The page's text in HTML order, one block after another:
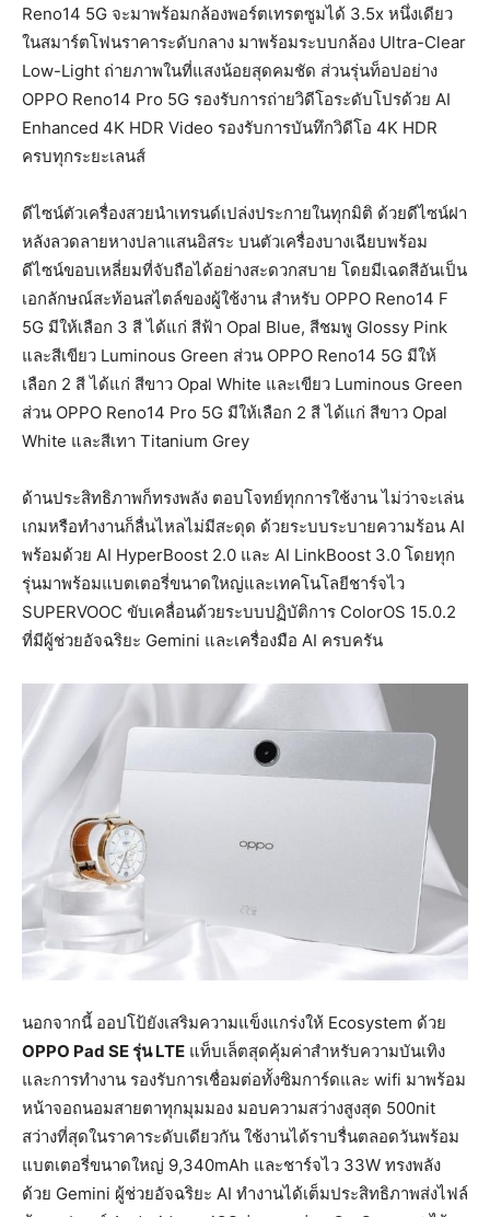
Reno14 5G จะมาพร้อมกล้องพอร์ตเทรตซูมได้ 3.5x หนึ่งเดียว
ในสมาร์ตโฟนราคาระดับกลาง มาพร้อมระบบกล้อง Ultra-Clear
Low-Light ถ่ายภาพในที่แสงน้อยสุดคมชัด ส่วนรุ่นท็อปอย่าง
OPPO Reno14 Pro 5G รองรับการถ่ายวิดีโอระดับโปรด้วย AI
Enhanced 4K HDR Video รองรับการบันทึกวิดีโอ 4K HDR
ครบทุกระยะเลนส์
ดีไซน์ตัวเครื่องสวยนำเทรนด์เปล่งประกายในทุกมิติ ด้วยดีไซน์ฝา
หลังลวดลายหางปลาแสนอิสระ บนตัวเครื่องบางเฉียบพร้อม
ดีไซน์ขอบเหลี่ยมที่จับถือได้อย่างสะดวกสบาย โดยมีเฉดสีอันเป็น
เอกลักษณ์สะท้อนสไตล์ของผู้ใช้งาน สำหรับ OPPO Reno14 F
5G มีให้เลือก 3 สี ได้แก่ สีฟ้า Opal Blue, สีชมพู Glossy Pink
และสีเขียว Luminous Green ส่วน OPPO Reno14 5G มีให้
เลือก 2 สี ได้แก่ สีขาว Opal White และเขียว Luminous Green
ส่วน OPPO Reno14 Pro 5G มีให้เลือก 2 สี ได้แก่ สีขาว Opal
White และสีเทา Titanium Grey
ด้านประสิทธิภาพก็ทรงพลัง ตอบโจทย์ทุกการใช้งาน ไม่ว่าจะเล่น
เกมหรือทำงานก็ลื่นไหลไม่มีสะดุด ด้วยระบบระบายความร้อน AI
พร้อมด้วย AI HyperBoost 2.0 และ AI LinkBoost 3.0 โดยทุก
รุ่นมาพร้อมแบตเตอรี่ขนาดใหญ่และเทคโนโลยีชาร์จไว
SUPERVOOC ขับเคลื่อนด้วยระบบปฏิบัติการ ColorOS 15.0.2
ที่มีผู้ช่วยอัจฉริยะ Gemini และเครื่องมือ AI ครบครัน
นอกจากนี้ ออปโป้ยังเสริมความแข็งแกร่งให้ Ecosystem ด้วย
OPPO Pad SE รุ่น LTE แท็บเล็ตสุดคุ้มค่าสำหรับความบันเทิง
และการทำงาน รองรับการเชื่อมต่อทั้งซิมการ์ดและ wifi มาพร้อม
หน้าจอถนอมสายตาทุกมุมมอง มอบความสว่างสูงสุด 500nit
สว่างที่สุดในราคาระดับเดียวกัน ใช้งานได้ราบรื่นตลอดวันพร้อม
แบตเตอรี่ขนาดใหญ่ 9,340mAh และชาร์จไว 33W ทรงพลัง
ด้วย Gemini ผู้ช่วยอัจฉริยะ AI ทำงานได้เต็มประสิทธิภาพส่งไฟล์